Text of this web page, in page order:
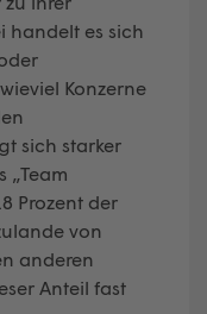
handelt es sich
Konzerne
sich starker
Prozent der
von
anderen
Anteil fast